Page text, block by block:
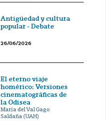
Antigüedad y cultura
popular - Debate
26/06/2026
El eterno viaje
homérico: Versiones
cinematográficas de
la Odisea
María del Val Gago
Saldaña (UAH)